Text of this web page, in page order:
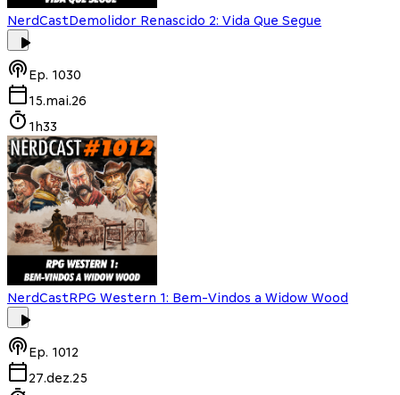
NerdCastDemolidor Renascido 2: Vida Que Segue
Ep. 1030
15.mai.26
1h33
NerdCastRPG Western 1: Bem-Vindos a Widow Wood
Ep. 1012
27.dez.25